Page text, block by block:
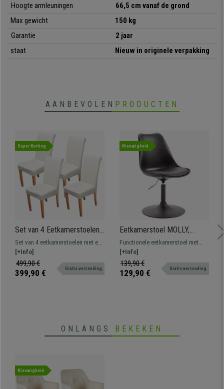
• Klassiek en exclusief ontwerp
• Zwarte metalen poten
• Zachte en comfortabele vulling
Hoogte armleuningen
66,5 cm vanaf de grond
Max gewicht
150 kg
Garantie
2 jaar
staat
Nieuw in originele verpakking
AANBEVOLEN PRODUCTEN
Super Korting
Set van 4 Eetkamerstoelen
NOVARA II, in Beige Echt
Leder, Lichthouten Poten
Set van 4 eetkamerstoelen met een
uniek en exclusief design
[+Info]
499,90 €
399,90 € Gratis verzending
Nieuwigheid
Eetkamerstoel MOLLY,
Zwarte Voet, Frame uit
Kunststof en zwart Leder
Functionele eetkamerstoel met
metalen voet en gewatteerde
zitting met hoogteverstelling.
[+Info]
139,90 €
129,90 € Gratis verzending
ONLANGS BEKEKEN
Nieuwigheid